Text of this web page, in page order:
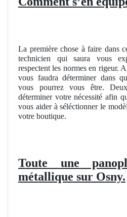
La première chose à faire dans
technicien qui saura vous
respectent les normes en rigeur.
vous faudra déterminer dans
vous pourrez vous être.
déterminer votre nécessité afin
vous aider à séléctionner le
votre boutique.
Toute une
métallique sur Osny.